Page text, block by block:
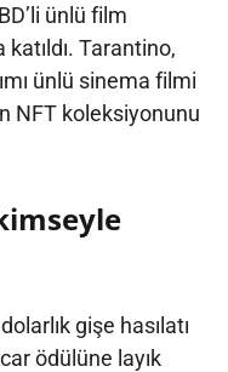
ünlü film
Tarantino,
ünlü sinema filmi
NFT koleksiyonunu
gişe hasılatı
ödülüne layık